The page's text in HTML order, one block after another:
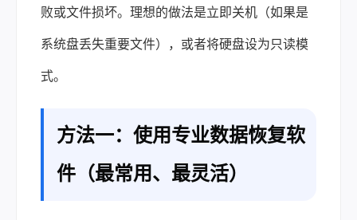
败或文件损坏。理想的做法是立即关机（如果是
系统盘丢失重要文件），或者将硬盘设为只读模
式。
方法一：使用专业数据恢复软
件（最常用、最灵活）